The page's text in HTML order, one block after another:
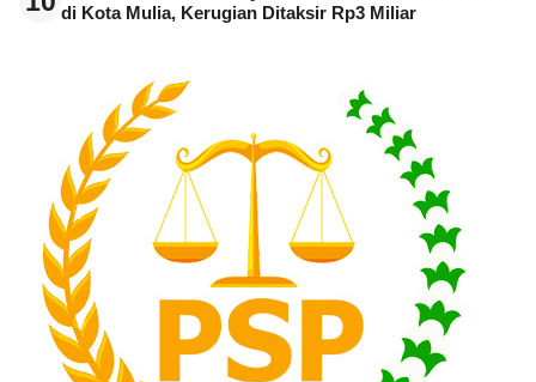
di Kota Mulia, Kerugian Ditaksir Rp3 Miliar